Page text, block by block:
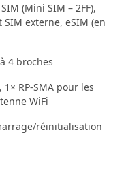
(Mini SIM – 2FF),
SIM externe, eSIM (en
4 broches
1× RP-SMA pour les
WiFi
réinitialisation